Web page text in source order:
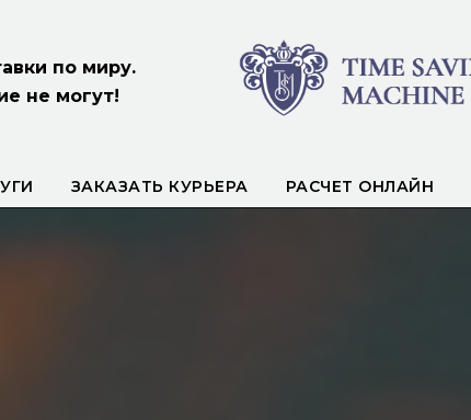
по миру.
не могут!
ЗАКАЗАТЬ КУРЬЕРА РАСЧЕТ ОНЛАЙН